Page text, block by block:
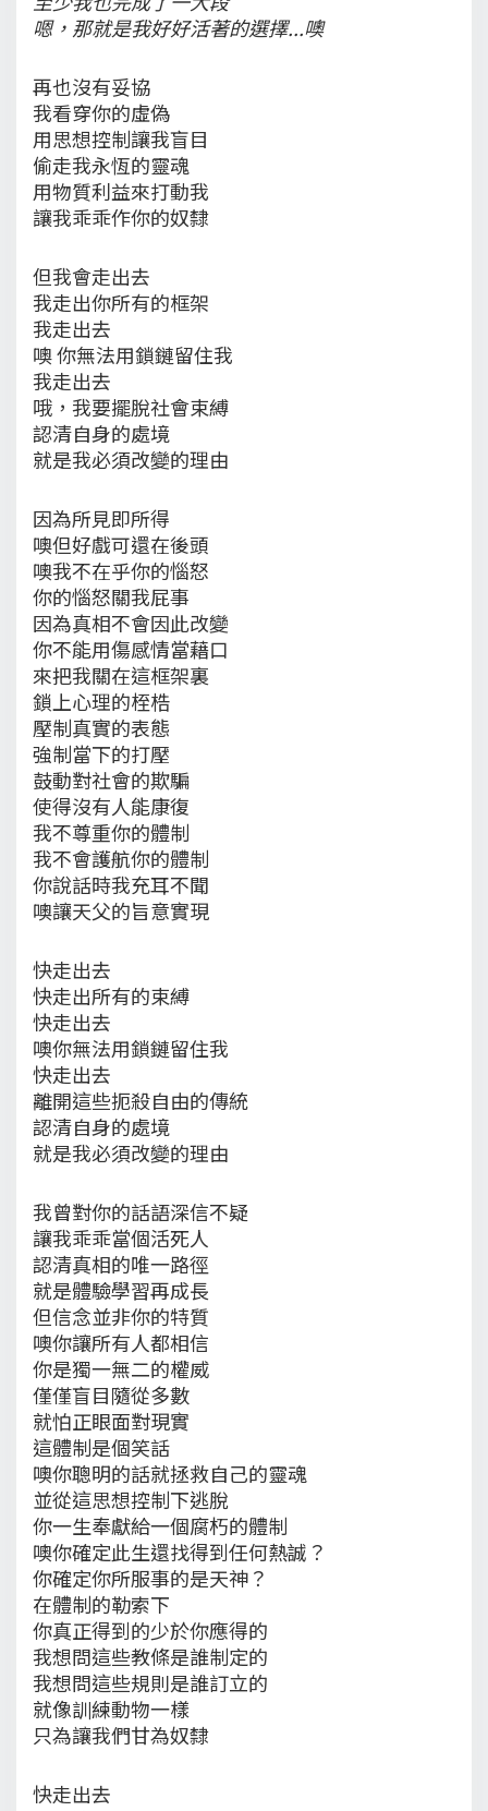
嗯，那就是我好好活著的選擇...噢
再也沒有妥協
我看穿你的虛偽
用思想控制讓我盲目
偷走我永恆的靈魂
用物質利益來打動我
讓我乖乖作你的奴隸
但我會走出去
我走出你所有的框架
我走出去
噢 你無法用鎖鏈留住我
我走出去
哦，我要擺脫社會束縛
認清自身的處境
就是我必須改變的理由
因為所見即所得
噢但好戲可還在後頭
噢我不在乎你的惱怒
你的惱怒關我屁事
因為真相不會因此改變
你不能用傷感情當藉口
來把我關在這框架裏
鎖上心理的桎梏
壓制真實的表態
強制當下的打壓
鼓動對社會的欺騙
使得沒有人能康復
我不尊重你的體制
我不會護航你的體制
你說話時我充耳不聞
噢讓天父的旨意實現
快走出去
快走出所有的束縛
快走出去
噢你無法用鎖鏈留住我
快走出去
離開這些扼殺自由的傳統
認清自身的處境
就是我必須改變的理由
我曾對你的話語深信不疑
讓我乖乖當個活死人
認清真相的唯一路徑
就是體驗學習再成長
但信念並非你的特質
噢你讓所有人都相信
你是獨一無二的權威
僅僅盲目隨從多數
就怕正眼面對現實
這體制是個笑話
噢你聰明的話就拯救自己的靈魂
並從這思想控制下逃脫
你一生奉獻給一個腐朽的體制
噢你確定此生還找得到任何熱誠？
你確定你所服事的是天神？
在體制的勒索下
你真正得到的少於你應得的
我想問這些教條是誰制定的
我想問這些規則是誰訂立的
就像訓練動物一樣
只為讓我們甘為奴隸
快走出去